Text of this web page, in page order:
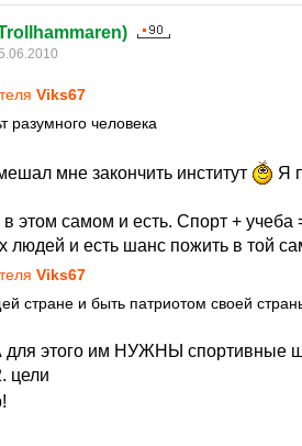
Viks67
разумного человека
мне закончить институт
Я
этом самом и есть. Спорт +
людей и есть шанс пожить в той
Viks67
стране и быть патриотом своей
для этого им НУЖНЫ спортивные
цели